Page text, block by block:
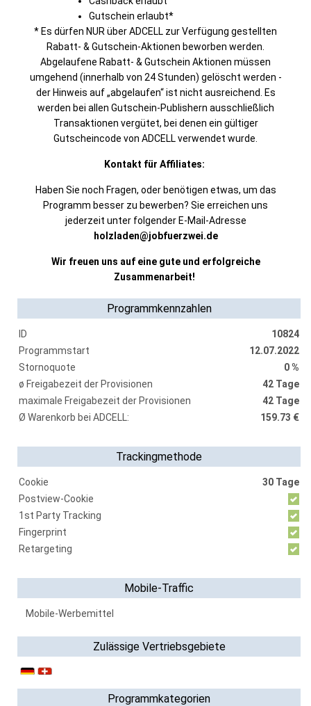
Gutschein erlaubt*
* Es dürfen NUR über ADCELL zur Verfügung gestellten
Rabatt- & Gutschein-Aktionen beworben werden.
Abgelaufene Rabatt- & Gutschein Aktionen müssen
umgehend (innerhalb von 24 Stunden) gelöscht werden -
der Hinweis auf „abgelaufen“ ist nicht ausreichend. Es
werden bei allen Gutschein-Publishern ausschließlich
Transaktionen vergütet, bei denen ein gültiger
Gutscheincode von ADCELL verwendet wurde.
Kontakt für Affiliates:
Haben Sie noch Fragen, oder benötigen etwas, um das
Programm besser zu bewerben? Sie erreichen uns
jederzeit unter folgender E-Mail-Adresse
holzladen@jobfuerzwei.de
Wir freuen uns auf eine gute und erfolgreiche
Zusammenarbeit!
Programmkennzahlen
ID
10824
Programmstart
12.07.2022
Stornoquote
0 %
ø Freigabezeit der Provisionen
42 Tage
maximale Freigabezeit der Provisionen
42 Tage
Ø Warenkorb bei ADCELL:
159.73 €
Trackingmethode
Cookie
30 Tage
Postview-Cookie
1st Party Tracking
Fingerprint
Retargeting
Mobile-Traffic
Mobile-Werbemittel
Zulässige Vertriebsgebiete
Programmkategorien